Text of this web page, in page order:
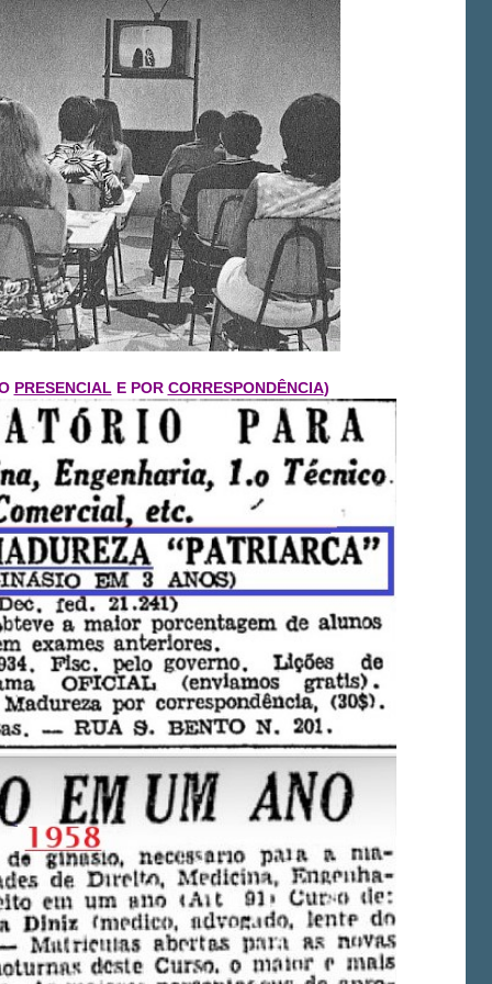
PRESENCIAL E POR CORRESPONDÊNCIA)